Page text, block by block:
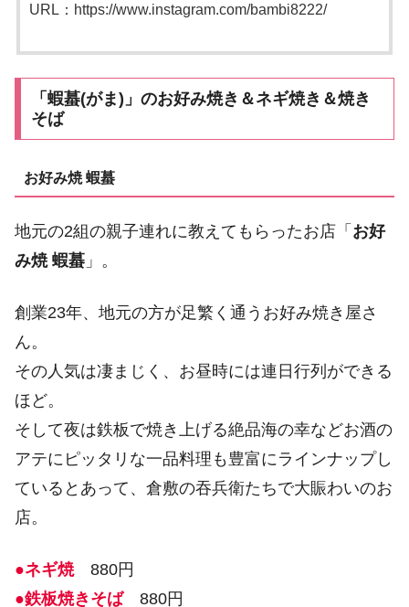
URL：https://www.instagram.com/bambi8222/
「蝦蟇(がま)」のお好み焼き＆ネギ焼き＆焼き
そば
お好み焼 蝦蟇
地元の2組の親子連れに教えてもらったお店「 お好
み焼 蝦蟇 」。
創業23年、地元の方が足繁く通うお好み焼き屋さ
ん。
その人気は凄まじく、お昼時には連日行列ができる
ほど。
そして夜は鉄板で焼き上げる絶品海の幸などお酒の
アテにピッタリな一品料理も豊富にラインナップし
ているとあって、倉敷の吞兵衛たちで大賑わいのお
店。
●ネギ焼880円
●鉄板焼きそば880円